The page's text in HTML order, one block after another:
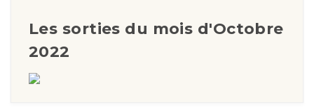
Les sorties du mois d'Octobre
2022